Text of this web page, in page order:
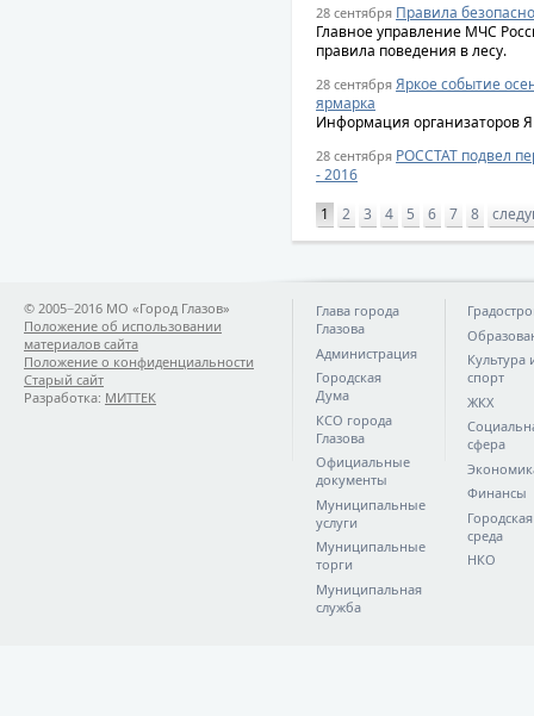
28 сентября Правила
Главное управление МЧС
правила поведения в лесу.
28 сентября Яркое событие
ярмарка
Информация организаторов
28 сентября РОССТАТ подвел
- 2016
1
2 3 4 5 6 7 8
© 2005−2016 МО «Город Глазов»
Положение об использовании
материалов сайта
Положение о конфиденциальности
Старый сайт
Разработка: МИТТЕК
Глава города
Глазова
Администрация
Городская
Дума
КСО города
Глазова
Официальные
документы
Муниципальные
услуги
Муниципальные
торги
Муниципальная
служба
Культура
спорт
ЖКХ
сфера
Финансы
Городская
среда
НКО